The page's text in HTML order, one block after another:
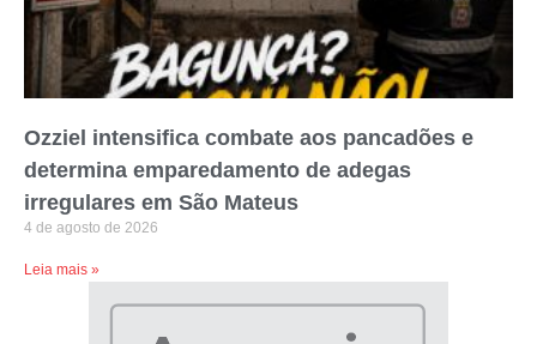
Ozziel intensifica combate aos pancadões e
determina emparedamento de adegas
irregulares em São Mateus
4 de agosto de 2026
Leia mais »